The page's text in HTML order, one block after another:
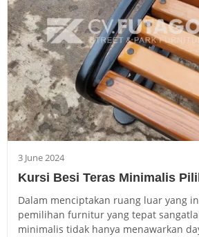
3 June 2024
Kursi Besi Teras Minimalis
Dalam menciptakan ruang luar yang
pemilihan furnitur yang tepat
minimalis tidak hanya menawarkan